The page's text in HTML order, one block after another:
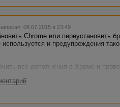
написал 08.07.2015 в 23:49
Chrome или переустановить
и предупреждения
все дополнения в Хроме и
ошибкам необходимо писать
и системе. Создавать тему для